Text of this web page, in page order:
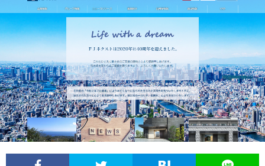
情
報
い
合
わ
せ
ラ
イ
バ
シ
ー